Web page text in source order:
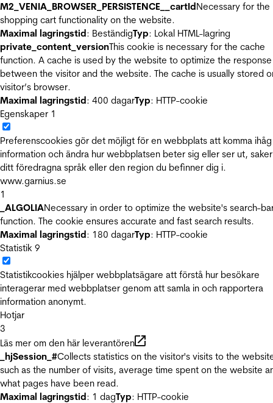
M2_VENIA_BROWSER_PERSISTENCE__cartIdNecessary for the
shopping cart functionality on the website.
Maximal lagringstid: BeständigTyp: Lokal HTML-lagring
private_content_versionThis cookie is necessary for the cache
function. A cache is used by the website to optimize the
between the visitor and the website. The cache is usually stored
visitor’s browser.
Maximal lagringstid: 400 dagarTyp: HTTP-cookie
Egenskaper 1
Preferenscookies gör det möjligt för en webbplats att komma ihåg
information och ändra hur webbplatsen beter sig eller ser ut,
ditt föredragna språk eller den region du befinner dig i.
www.garnius.se
1
_ALGOLIANecessary in order to optimize the website's search-
function. The cookie ensures accurate and fast search results.
Maximal lagringstid: 180 dagarTyp: HTTP-cookie
Statistik 9
Statistikcookies hjälper webbplatsägare att förstå hur besökare
interagerar med webbplatser genom att samla in och rapportera
information anonymt.
Hotjar
3
Läs mer om den här leverantören
_hjSession_#Collects statistics on the visitor's visits to the
such as the number of visits, average time spent on the website
what pages have been read.
Maximal lagringstid: 1 dagTyp: HTTP-cookie